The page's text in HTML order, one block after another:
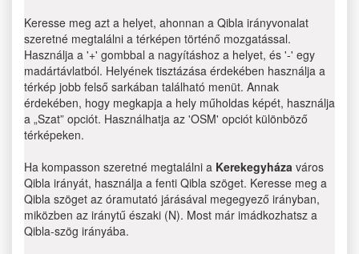
Keresse meg azt a helyet, ahonnan a Qibla irányvonalat
szeretné megtalálni a térképen történő mozgatással.
Használja a '+' gombbal a nagyításhoz a helyet, és '-' egy
madártávlatból. Helyének tisztázása érdekében használja a
térkép jobb felső sarkában található menüt. Annak
érdekében, hogy megkapja a hely műholdas képét, használja
a „Szat” opciót. Használhatja az 'OSM' opciót különböző
térképeken.
Ha kompasson szeretné megtalálni a Kerekegyháza város
Qibla irányát, használja a fenti Qibla szöget. Keresse meg a
Qibla szöget az óramutató járásával megegyező irányban,
miközben az iránytű északi (N). Most már imádkozhatsz a
Qibla-szög irányába.